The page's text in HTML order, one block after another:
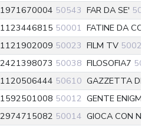
50543 FAR DA SE'
50001 FATINE DA
50023 FILM TV 50023
50038 FILOSOFIA7
50610 GAZZETTA
50012 GENTE
50014 GIOCA CON